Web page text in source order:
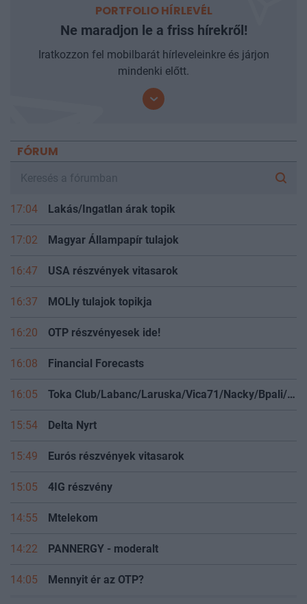
PORTFOLIO HÍRLEVÉL
Ne maradjon le a friss hírekről!
Iratkozzon fel mobilbarát hírleveleinkre és járjon
mindenki előtt.
FÓRUM
17:04 Lakás/Ingatlan árak topik
17:02 Magyar Állampapír tulajok
16:47 USA részvények vitasarok
16:37 MOLly tulajok topikja
16:20 OTP részvényesek ide!
16:08 Financial Forecasts
16:05 Toka Club/Labanc/Laruska/Vica71/Nacky/Bpali/Oldrider/Josefernando/Mcbull/Kawaszabi
15:54 Delta Nyrt
15:49 Eurós részvények vitasarok
15:05 4IG részvény
14:55 Mtelekom
14:22 PANNERGY - moderalt
14:05 Mennyit ér az OTP?